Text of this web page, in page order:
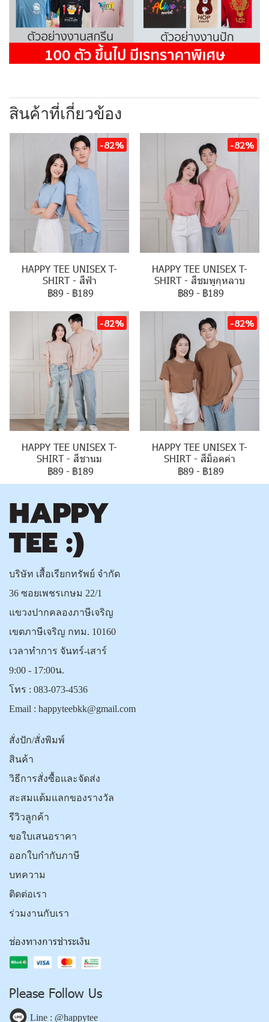
สินค้าที่เกี่ยวข้อง
-82%
HAPPY TEE UNISEX T-
SHIRT - สีฟ้า
฿89 - ฿189
-82%
HAPPY TEE UNISEX T-
SHIRT - สีชมพูกุหลาบ
฿89 - ฿189
-82%
HAPPY TEE UNISEX T-
SHIRT - สีชานม
฿89 - ฿189
-82%
HAPPY TEE UNISEX T-
SHIRT - สีม็อคค่า
฿89 - ฿189
บริษัท เสื้อเรียกทรัพย์ จำกัด
36 ซอยเพชรเกษม 22/1
แขวงปากคลองภาษีเจริญ
เขตภาษีเจริญ กทม. 10160
เวลาทำการ จันทร์-เสาร์
9:00 - 17:00น.
โทร : 083-073-4536
Email : happyteebkk@gmail.com
สั่งปัก/สั่งพิมพ์
สินค้า
วิธีการสั่งซื้อและจัดส่ง
สะสมแต้มแลกของรางวัล
รีวิวลูกค้า
ขอใบเสนอราคา
ออกใบกำกับภาษี
บทความ
ติดต่อเรา
ร่วมงานกับเรา
ช่องทางการชำระเงิน
Please Follow Us
Line : @happytee